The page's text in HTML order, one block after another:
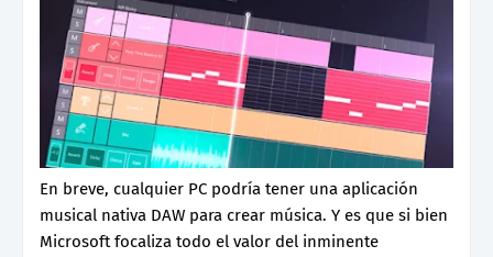
En breve, cualquier PC podría tener una aplicación
musical nativa DAW para crear música. Y es que si bien
Microsoft focaliza todo el valor del inminente